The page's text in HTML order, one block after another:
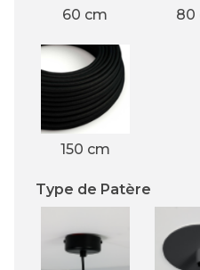
60 cm 80
150 cm
Type de Patère